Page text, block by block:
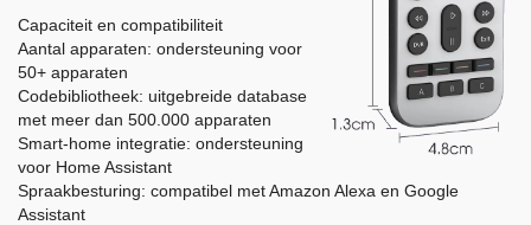
Capaciteit en compatibiliteit
Aantal apparaten: ondersteuning voor
50+ apparaten
Codebibliotheek: uitgebreide database
met meer dan 500.000 apparaten
Smart-home integratie: ondersteuning
voor Home Assistant
Spraakbesturing: compatibel met Amazon Alexa en Google
Assistant